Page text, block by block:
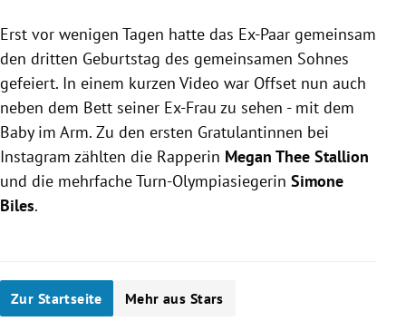
Erst vor wenigen Tagen hatte das Ex-Paar gemeinsam
den dritten Geburtstag des gemeinsamen Sohnes
gefeiert. In einem kurzen Video war Offset nun auch
neben dem Bett seiner Ex-Frau zu sehen - mit dem
Baby im Arm. Zu den ersten Gratulantinnen bei
Instagram zählten die Rapperin Megan Thee Stallion
und die mehrfache Turn-Olympiasiegerin Simone
Biles.
Zur Startseite Mehr aus Stars